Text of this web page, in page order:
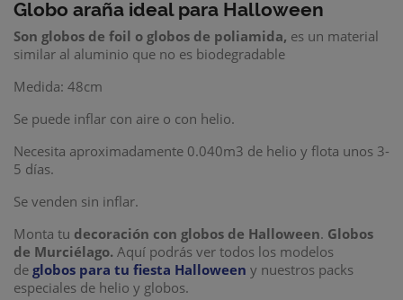
Globo araña ideal para Halloween
Son globos de foil o globos de poliamida, es un material
similar al aluminio que no es biodegradable
Medida: 48cm
Se puede inflar con aire o con helio.
Necesita aproximadamente 0.040m3 de helio y flota unos 3-
5 días.
Se venden sin inflar.
Monta tu decoración con globos de Halloween. Globos
de Murciélago. Aquí podrás ver todos los modelos
de globos para tu fiesta Halloween y nuestros packs
especiales de helio y globos.